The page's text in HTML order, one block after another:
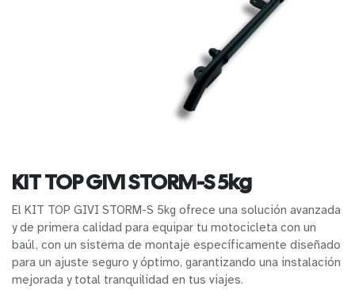
KIT TOP GIVI STORM-S 5kg
El KIT TOP GIVI STORM-S 5kg ofrece una solución avanzada
y de primera calidad para equipar tu motocicleta con un
baúl, con un sistema de montaje específicamente diseñado
para un ajuste seguro y óptimo, garantizando una instalación
mejorada y total tranquilidad en tus viajes.